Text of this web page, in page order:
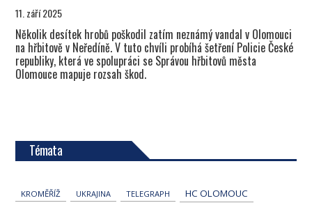
11. září 2025
Několik desítek hrobů poškodil zatím neznámý vandal v Olomouci
na hřbitově v Neředíně. V tuto chvíli probíhá šetření Policie České
republiky, která ve spolupráci se Správou hřbitovů města
Olomouce mapuje rozsah škod.
Témata
KROMĚŘÍŽ UKRAJINA TELEGRAPH HC OLOMOUC